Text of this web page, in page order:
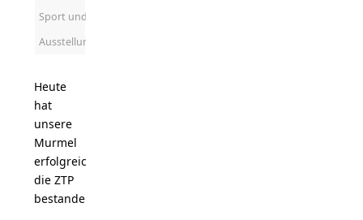
Sport und
Ausstellung
Heute
hat
unsere
Murmel
erfolgreich
die ZTP
bestanden.